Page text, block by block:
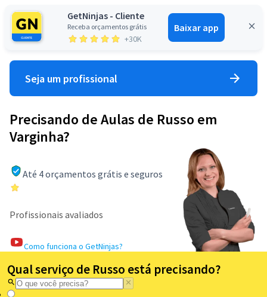
GetNinjas - Cliente
Receba orçamentos grátis
+30K
Baixar app
Entrar
Seja um profissional
Precisando de Aulas de Russo em
Varginha?
Até 4 orçamentos grátis e seguros
Profissionais avaliados
Como funciona o GetNinjas?
Qual serviço de Russo está precisando?